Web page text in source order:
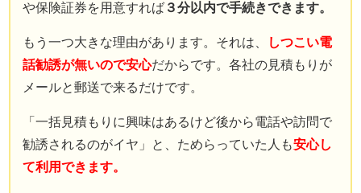
や保険証券を用意すれば ３分以内で手続きできます。
もう一つ大きな理由があります。それは、
しつこい電
話勧誘が無いので安心だからです。各社の見積もりが
メールと郵送で来るだけです。
「一括見積もりに興味はあるけど後から電話や訪問で
勧誘されるのがイヤ」と、ためらっていた人も安心し
て利用できます。